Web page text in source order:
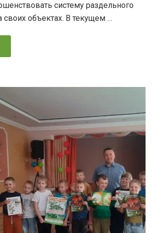
систему раздельного
своих объектах. В текущем …